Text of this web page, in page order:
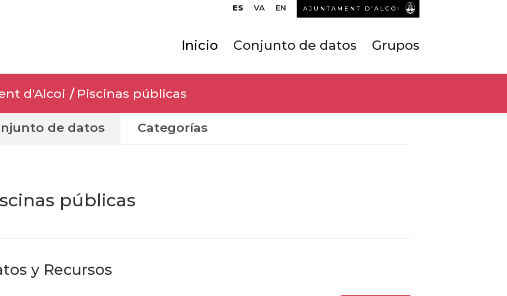
ES VA EN AJUNTAMENT D’ALCOI
Inicio Conjunto de datos Grupos
d'Alcoi Piscinas públicas
de datos Categorías
públicas
y Recursos